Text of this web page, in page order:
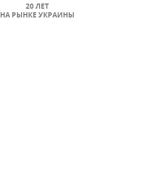
20 ЛЕТ
НА РЫНКЕ УКРАИНЫ